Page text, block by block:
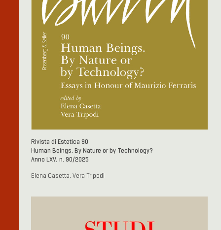
Rivista di Estetica 90
Human Beings. By Nature or by Technology?
Anno LXV, n. 90/2025
Elena Casetta, Vera Tripodi